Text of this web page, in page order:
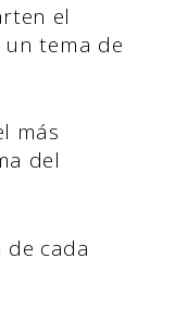
el
tema de
más
del
cada